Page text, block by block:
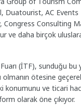
Duatourist, AC
Congress Consulting
ve daha birçok
(İTF), sunduğu bu
olmanın ötesine
konumunu ve ticari
olarak öne çıkıyor.